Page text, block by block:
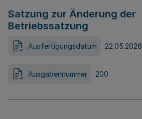
Satzung zur Änderung der
Betriebssatzung
Ausfertigungsdatum 22.05.2026
Ausgabennummer 200